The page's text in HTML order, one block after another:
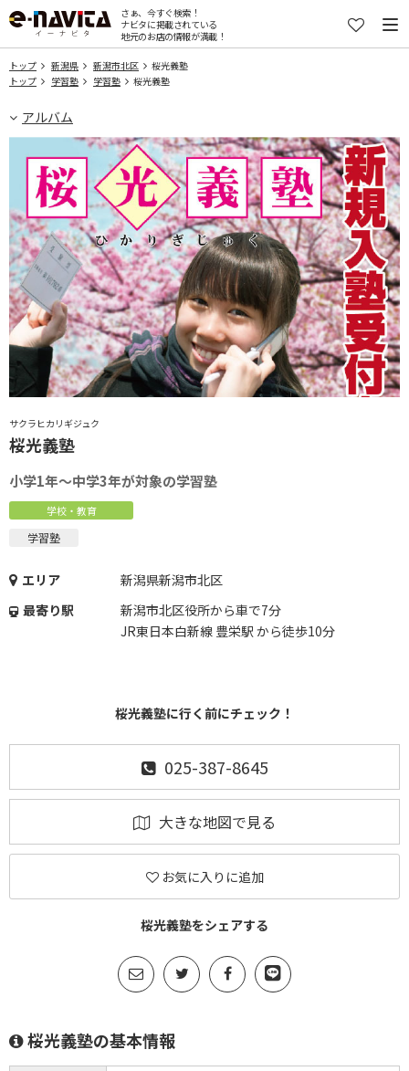
さぁ、今すぐ検索！
ナビタに掲載されている
地元のお店の情報が満載！
トップ 新潟県 新潟市北区
桜光義塾
トップ
学習塾 学習塾 桜光義塾
アルバム
サクラヒカリギジュク
桜光義塾
小学1年～中学3年が対象の学習塾
学校・教育
学習塾
エリア
新潟県新潟市北区
最寄り駅
新潟市北区役所から車で7分
JR東日本白新線 豊栄駅 から徒歩10分
桜光義塾に行く前にチェック！
025-387-8645
大きな地図で見る
お気に入りに追加
桜光義塾をシェアする
桜光義塾の基本情報